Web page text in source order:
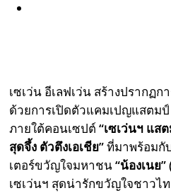
เซเว่น อีเลฟเว่น สร้างปรากฏ
ด้วยการเปิดตัวแคมเปญแสตมป์
ภายใต้คอนเซปต์“เซเว่นฯ แส
สุดจึ้ง ตัวตึงเอเชีย”ที่มาพร้อมกั
เตอร์ขวัญใจมหาชน“น้องเนย”
เซเว่นฯ สุดน่ารักขวัญใจชาวไท